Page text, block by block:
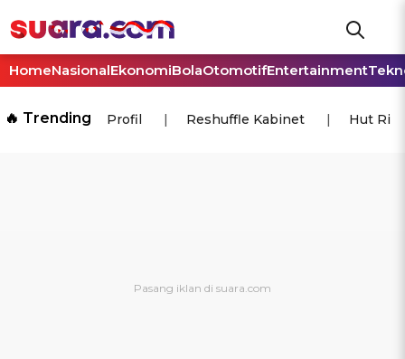
HomeNasionalEkonomiBolaOtomotifEntertainment
🔥 Trending Profil Reshuffle Kabinet Hut Ri